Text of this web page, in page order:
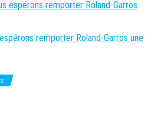
remporter Roland-Garros une